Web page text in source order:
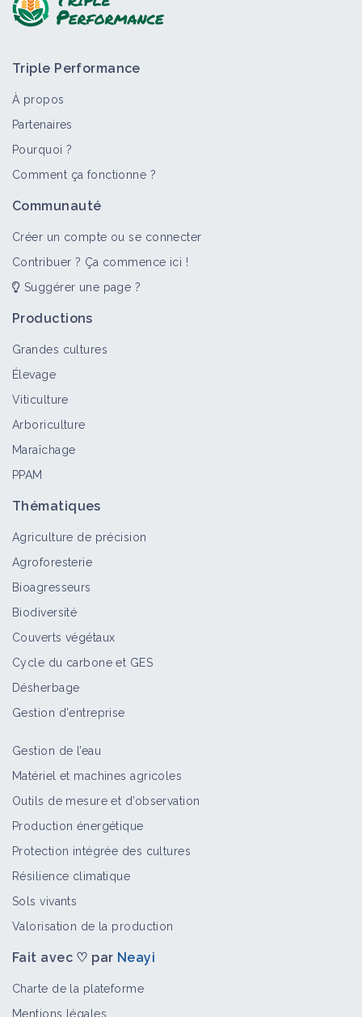
Triple Performance
À propos
Partenaires
Pourquoi ?
Comment ça fonctionne ?
Communauté
Créer un compte ou se connecter
Contribuer ? Ça commence ici !
Suggérer une page ?
Productions
Grandes cultures
Élevage
Viticulture
Arboriculture
Maraîchage
PPAM
Thématiques
Agriculture de précision
Agroforesterie
Bioagresseurs
Biodiversité
Couverts végétaux
Cycle du carbone et GES
Désherbage
Gestion d'entreprise
Gestion de l’eau
Matériel et machines agricoles
Outils de mesure et d’observation
Production énergétique
Protection intégrée des cultures
Résilience climatique
Sols vivants
Valorisation de la production
Fait avec ♡ par Neayi
Charte de la plateforme
Mentions légales